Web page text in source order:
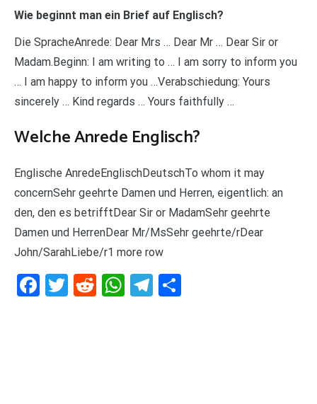
Wie beginnt man ein Brief auf Englisch?
Die SpracheAnrede: Dear Mrs … Dear Mr … Dear Sir or
Madam.Beginn: I am writing to … I am sorry to inform you
… I am happy to inform you …Verabschiedung: Yours
sincerely … Kind regards … Yours faithfully …
Welche Anrede Englisch?
Englische AnredeEnglischDeutschTo whom it may
concernSehr geehrte Damen und Herren, eigentlich: an
den, den es betrifftDear Sir or MadamSehr geehrte
Damen und HerrenDear Mr/MsSehr geehrte/rDear
John/SarahLiebe/r1 more row
Facebook
Twitter
RedditWhatsApp
Telegram